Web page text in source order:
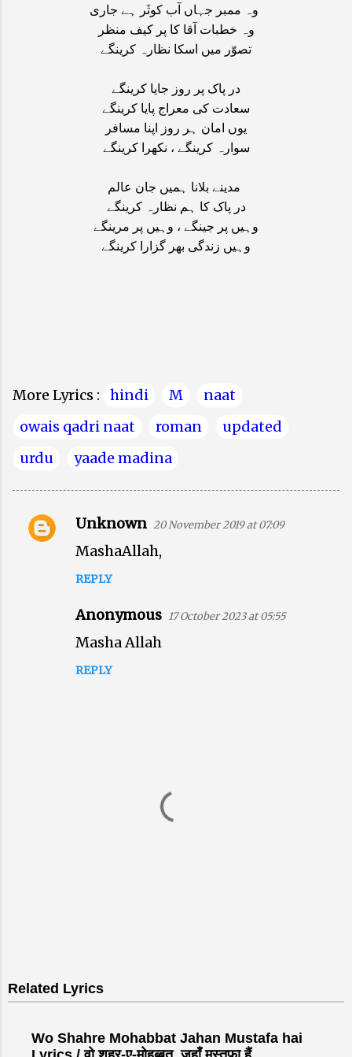
وہ خطبات آقا کا پر کیف منظر
تصوّر میں اسکا نظارہ کرینگے
در پاک پر روز جایا کرینگے
سعادت کی معراج پایا کرینگے
یوں امان ہر روز اپنا مسافر
سوارہ کرینگے ، نکھرا کرینگے
در پاک کا ہم نظارہ کرینگے
وہیں پر جینگے ، وہیں پر مرینگے
وہیں زندگی بھر گزارا کرینگے
More Lyrics : hindi M
naat
owais qadri naat
roman
updated
urdu
yaade madina
C
Unknown 20 November 2019 at 07:09
MashaAllah,
REPLY
Anonymous 17 October 2023 at 05:55
Masha Allah
REPLY
s
t
C
Related Lyrics
Wo Shahre Mohabbat Jahan Mustafa hai